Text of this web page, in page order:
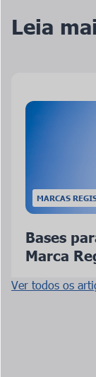
Leia
MARCAS
Bases
Marca
02/25/2023
Ver todos os